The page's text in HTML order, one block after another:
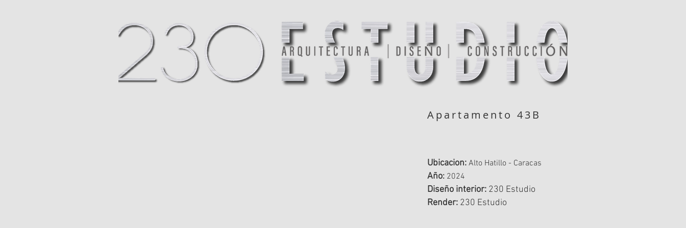
Apartamento 43B
Ubicacion: Alto Hatillo - Caracas
Año: 2024
Diseño interior: 230 Estudio
Render: 230 Estudio